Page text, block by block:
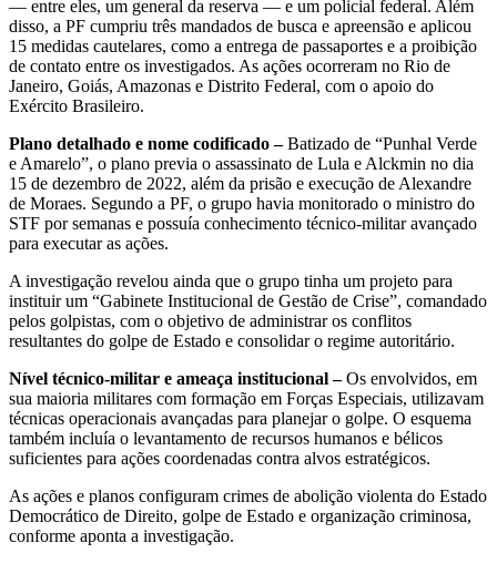
— entre eles, um general da reserva — e um policial federal. Além
disso, a PF cumpriu três mandados de busca e apreensão e aplicou
15 medidas cautelares, como a entrega de passaportes e a proibição
de contato entre os investigados. As ações ocorreram no Rio de
Janeiro, Goiás, Amazonas e Distrito Federal, com o apoio do
Exército Brasileiro.
Plano detalhado e nome codificado –Batizado de “Punhal Verde
e Amarelo”, o plano previa o assassinato de Lula e Alckmin no dia
15 de dezembro de 2022, além da prisão e execução de Alexandre
de Moraes. Segundo a PF, o grupo havia monitorado o ministro do
STF por semanas e possuía conhecimento técnico-militar avançado
para executar as ações.
A investigação revelou ainda que o grupo tinha um projeto para
instituir um “Gabinete Institucional de Gestão de Crise”, comandado
pelos golpistas, com o objetivo de administrar os conflitos
resultantes do golpe de Estado e consolidar o regime autoritário.
Nível técnico-militar e ameaça institucional –Os envolvidos, em
sua maioria militares com formação em Forças Especiais, utilizavam
técnicas operacionais avançadas para planejar o golpe. O esquema
também incluía o levantamento de recursos humanos e bélicos
suficientes para ações coordenadas contra alvos estratégicos.
As ações e planos configuram crimes de abolição violenta do Estado
Democrático de Direito, golpe de Estado e organização criminosa,
conforme aponta a investigação.